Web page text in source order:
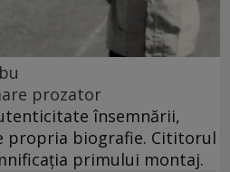
prozator
însemnării,
propria biografie. Cititorul
primului montaj.